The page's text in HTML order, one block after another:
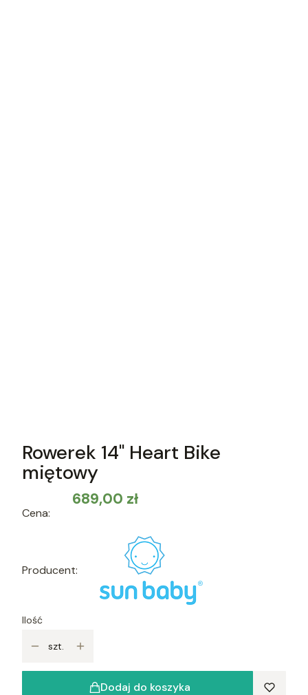
Rowerek 14" Heart Bike
miętowy
Cena:
Cena
689,00 zł
Producent:
Ilość
szt.
Dodaj do koszyka